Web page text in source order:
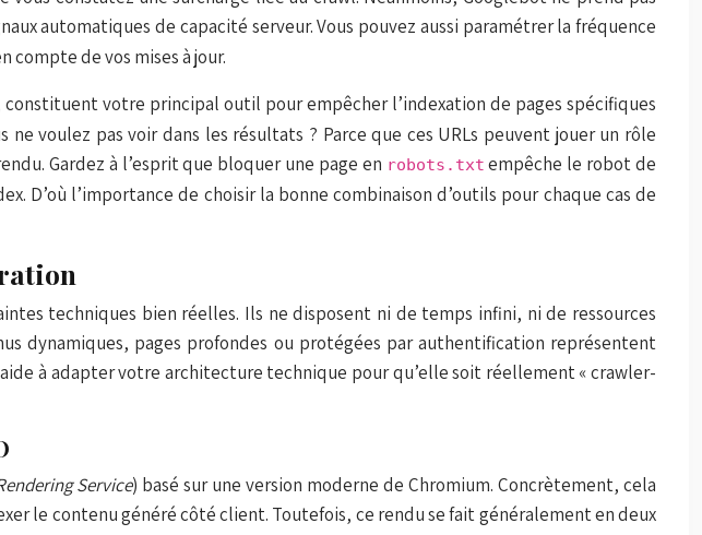
automatiques de capacité serveur. Vous pouvez aussi paramétrer la fréquence
compte de vos mises à jour.
constituent votre principal outil pour empêcher l’indexation de pages spécifiques
voulez pas voir dans les résultats ? Parce que ces URLs peuvent jouer un rôle
Gardez à l’esprit que bloquer une page en robots.txt empêche le robot de
D’où l’importance de choisir la bonne combinaison d’outils pour chaque cas de
techniques bien réelles. Ils ne disposent ni de temps infini, ni de ressources
dynamiques, pages profondes ou protégées par authentification représentent
à adapter votre architecture technique pour qu’elle soit réellement « crawler-
Service) basé sur une version moderne de Chromium. Concrètement, cela
le contenu généré côté client. Toutefois, ce rendu se fait généralement en deux